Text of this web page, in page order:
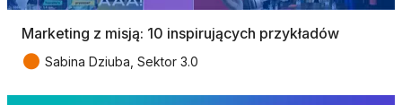
Marketing z misją: 10 inspirujących przykładów
● Sabina Dziuba, Sektor 3.0